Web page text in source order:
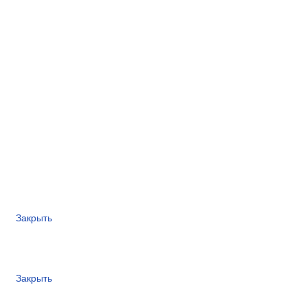
Закрыть
Закрыть